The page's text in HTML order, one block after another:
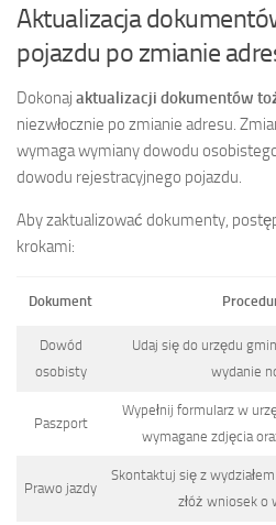
Aktualizacja
pojazdu po zmianie
Dokonaj aktualizacji dokumentów
niezwłocznie po zmianie adresu.
wymaga wymiany dowodu
dowodu rejestracyjnego pojazdu.
Aby zaktualizować dokumenty,
krokami:
Dokument
Dowód
osobisty
Udaj się do urzędu
wydanie
Paszport
Wypełnij formularz w
wymagane zdjęcia
Prawo jazdy
Skontaktuj się z
złóż wniosek o